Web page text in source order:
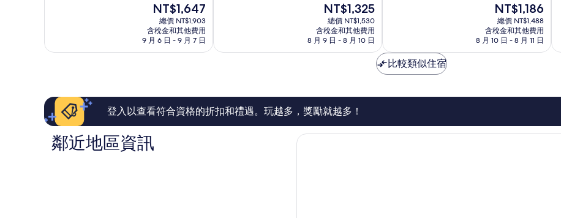
夠
評
現
在
價
格
為
NT$1,647
總價 NT$1,903
含稅金和其他費用
9 月 6 日 - 9 月 7 日
夠
評
論
現
在
價
格
為
NT$1,325
總價 NT$1,530
含稅金和其他費用
8 月 9 日 - 8 月 10 日
棒
了，
1,004
評
現
在
價
格
為
NT$1,186
總價 NT$1,488
含稅金和其他費用
8 月 10 日 - 8 月 11 日
比較類似住宿
登入以查看符合資格的折扣和禮遇。玩越多，獎勵就越多！
鄰近地區資訊